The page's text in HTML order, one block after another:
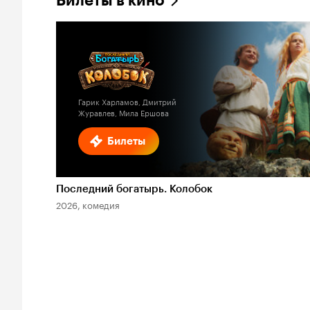
Билеты
Гарик Харламов, Дмитрий
Журавлев, Мила Ершова
Последний богатырь. Колобок
2026, комедия